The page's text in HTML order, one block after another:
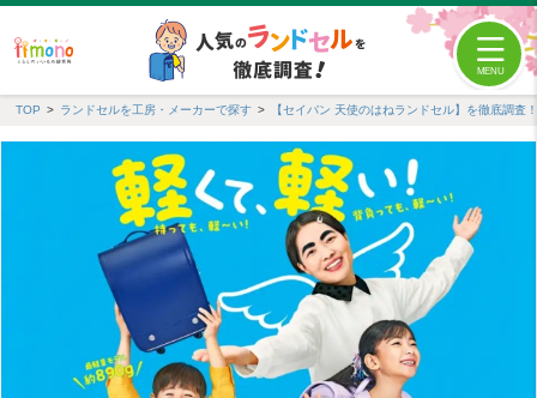
TOP ランドセルを工房・メーカーで探す 【セイバン 天使のはねランドセル】を徹底調査